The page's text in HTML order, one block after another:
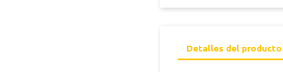
Detalles del producto